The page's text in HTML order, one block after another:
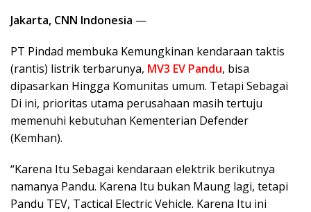
Jakarta, CNN Indonesia —
PT Pindad membuka Kemungkinan kendaraan taktis
(rantis) listrik terbarunya, MV3 EV Pandu, bisa
dipasarkan Hingga Komunitas umum. Tetapi Sebagai
Di ini, prioritas utama perusahaan masih tertuju
memenuhi kebutuhan Kementerian Defender
(Kemhan).
“Karena Itu Sebagai kendaraan elektrik berikutnya
namanya Pandu. Karena Itu bukan Maung lagi, tetapi
Pandu TEV, Tactical Electric Vehicle. Karena Itu ini